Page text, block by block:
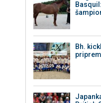
Bh.